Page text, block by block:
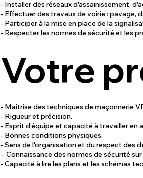
- Installer des réseaux d'assainissement,
- Effectuer des travaux de voirie : pavage,
- Participer à la mise en place de la
- Respecter les normes de sécurité et les
Votre
- Maîtrise des techniques de maçonnerie
- Rigueur et précision.
- Esprit d'équipe et capacité à travailler en
- Bonnes conditions physiques.
- Sens de l'organisation et du respect des
- Connaissance des normes de sécurité
- Capacité à lire les plans et les schémas